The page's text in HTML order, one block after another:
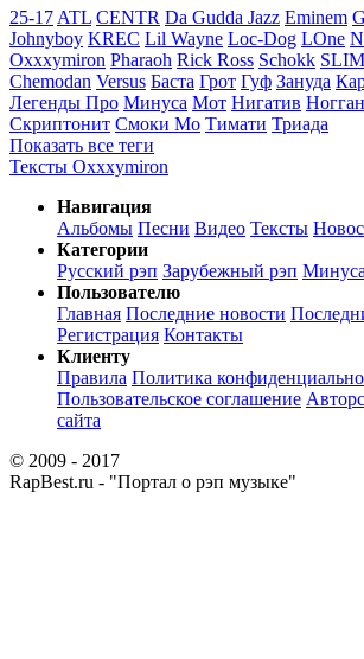
25-17 ATL CENTR Da Gudda Jazz Eminem
Johnyboy KREC Lil Wayne Loc-Dog LOne
Oxxxymiron Pharaoh Rick Ross Schokk SLIM
Chemodan Versus Баста Грот Гуф Зануда
Легенды Про Минуса Мот Нигатив
Скриптонит Смоки Мо Тимати Триада
Показать все теги
Тексты Oxxxymiron
Навигация
Альбомы Песни Видео Тексты
Категории
Русский рэп Зарубежный рэп Минуса
Пользователю
Главная Последние новости
Регистрация Контакты
Клиенту
Правила Политика
Пользовательское соглашение
сайта
© 2009 - 2017
RapBest.ru - "Портал о рэп музыке"